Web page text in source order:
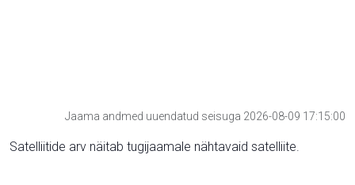
Jaama andmed uuendatud seisuga 2026-08-09 17:15:00
Satelliitide arv näitab tugijaamale nähtavaid satelliite.